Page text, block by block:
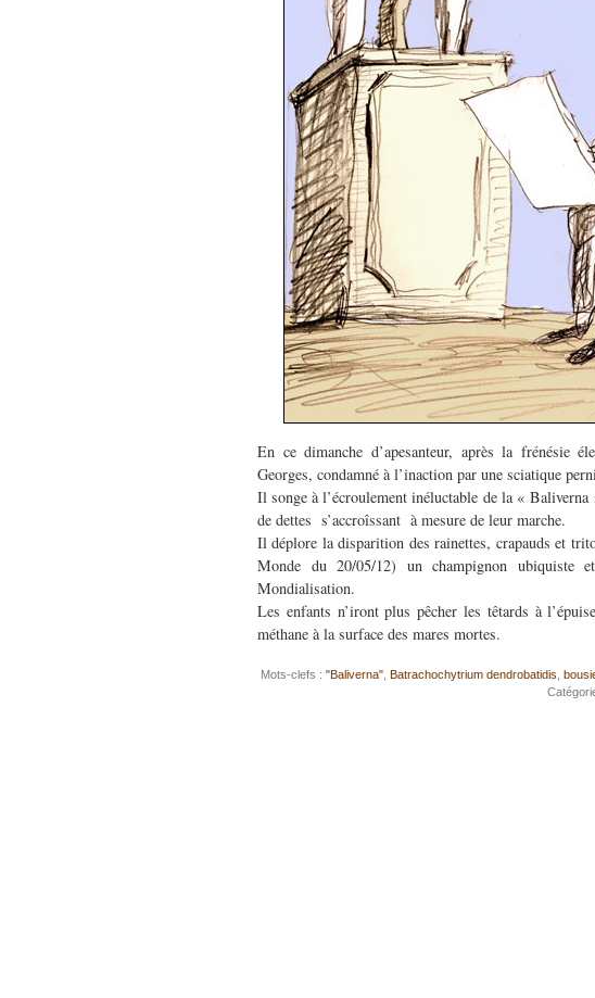
En ce dimanche d’apesanteur, après la frénésie
Georges, condamné à l’inaction par une sciatique
Il songe à l’écroulement inéluctable de la «
de dettes s’accroîssant à mesure de leur marche.
Il déplore la disparition des rainettes, crapauds et
Monde du 20/05/12) un champignon ubiquiste
Mondialisation.
Les enfants n’iront plus pêcher les têtards à
méthane à la surface des mares mortes.
Mots-clefs : "Baliverna", Batrachochytrium dendrobatidis